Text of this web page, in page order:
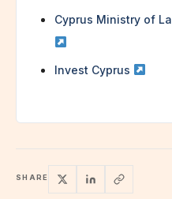
Cyprus Ministry of
Invest Cyprus
SHARE